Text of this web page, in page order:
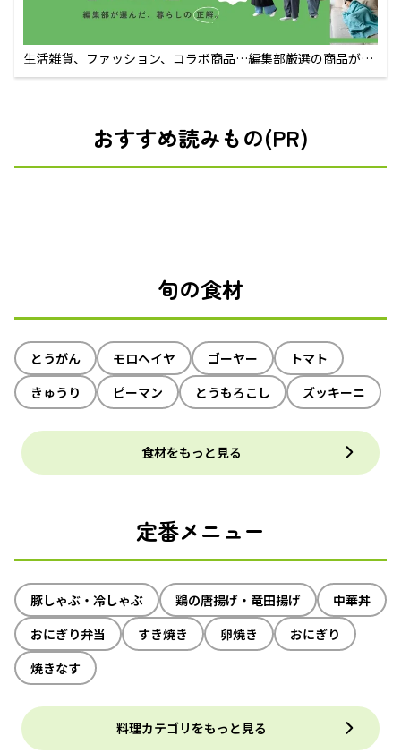
生活雑貨、ファッション、コラボ商品…編集部厳選の商品が買
えるECサイト
おすすめ読みもの(PR)
旬の食材
とうがん モロヘイヤ ゴーヤー
トマト
きゅうり
ピーマン とうもろこし ズッキーニ
食材をもっと見る
定番メニュー
豚しゃぶ・冷しゃぶ 鶏の唐揚げ・竜田揚げ
中華丼
おにぎり弁当
すき焼き 卵焼き
おにぎり
焼きなす
料理カテゴリをもっと見る